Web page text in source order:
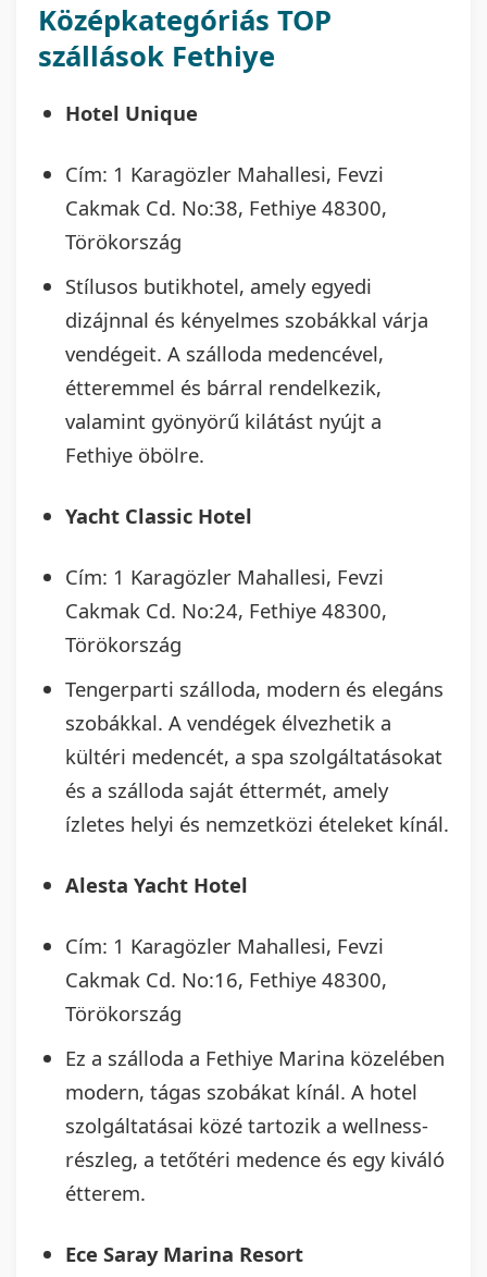
Középkategóriás TOP
szállások Fethiye
Hotel Unique
Cím: 1 Karagözler Mahallesi, Fevzi
Cakmak Cd. No:38, Fethiye 48300,
Törökország
Stílusos butikhotel, amely egyedi
dizájnnal és kényelmes szobákkal várja
vendégeit. A szálloda medencével,
étteremmel és bárral rendelkezik,
valamint gyönyörű kilátást nyújt a
Fethiye öbölre.
Yacht Classic Hotel
Cím: 1 Karagözler Mahallesi, Fevzi
Cakmak Cd. No:24, Fethiye 48300,
Törökország
Tengerparti szálloda, modern és elegáns
szobákkal. A vendégek élvezhetik a
kültéri medencét, a spa szolgáltatásokat
és a szálloda saját éttermét, amely
ízletes helyi és nemzetközi ételeket kínál.
Alesta Yacht Hotel
Cím: 1 Karagözler Mahallesi, Fevzi
Cakmak Cd. No:16, Fethiye 48300,
Törökország
Ez a szálloda a Fethiye Marina közelében
modern, tágas szobákat kínál. A hotel
szolgáltatásai közé tartozik a wellness-
részleg, a tetőtéri medence és egy kiváló
étterem.
Ece Saray Marina Resort